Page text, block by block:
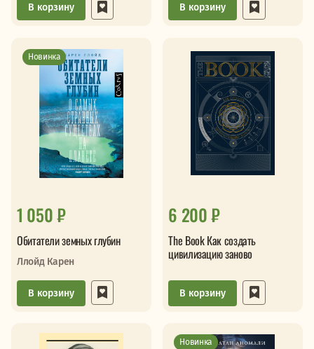
В корзину В корзину
Новинка
1 050 ₽
Обитатели земных глубин
Ллойд Карен
В корзину
6 200 ₽
The Book Как создать
цивилизацию заново
В корзину
Новинка